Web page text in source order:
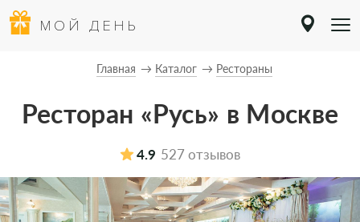
МОЙ ДЕНЬ
Главная Каталог Рестораны
Ресторан «Русь» в Москве
4.9 527 отзывов